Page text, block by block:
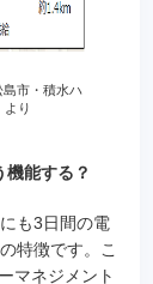
市・積水ハ
より
能する？
も3日間の電
特徴です。こ
マネジメント